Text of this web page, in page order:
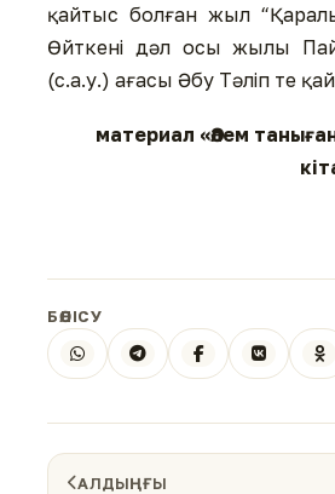
қайтыс болған жыл
Өйткені дәл осы жылы
(с.а.у.) ағасы Әбу Тәліп те
материал «Әлем
БӨЛІСУ
АЛДЫҢҒЫ